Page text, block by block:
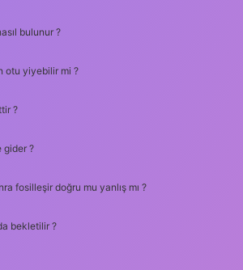
bulunur ?
otu yiyebilir mi ?
?
gider ?
fosilleşir doğru mu yanlış mı ?
bekletilir ?